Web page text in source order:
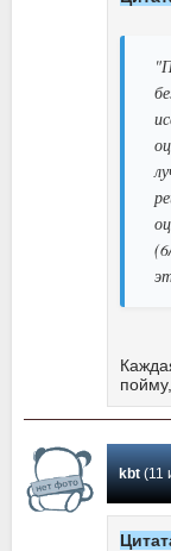
kbt(11